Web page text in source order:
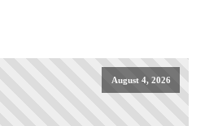
August 4, 2026